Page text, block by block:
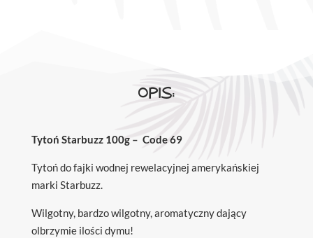
OPIS:
Tytoń Starbuzz 100g – Code 69
Tytoń do fajki wodnej rewelacyjnej amerykańskiej
marki Starbuzz.
Wilgotny, bardzo wilgotny, aromatyczny dający
olbrzymie ilości dymu!